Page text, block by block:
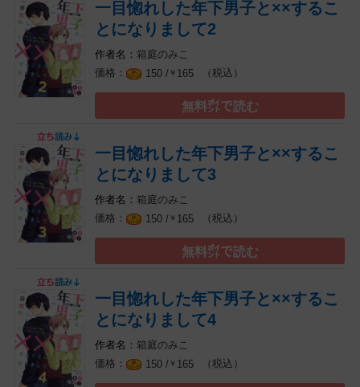
一目惚れした年下男子と××するこ
とになりまして2
箱庭のみこ
150 /￥ 165 （税込）
無料㌽で読む
一目惚れした年下男子と××するこ
とになりまして3
箱庭のみこ
150 /￥ 165 （税込）
無料㌽で読む
一目惚れした年下男子と××するこ
とになりまして4
箱庭のみこ
150 /￥ 165 （税込）